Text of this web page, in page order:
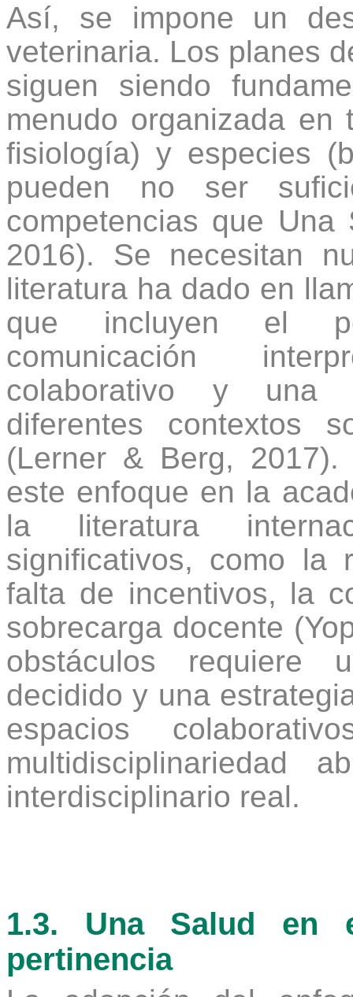
Así, se impone un
veterinaria. Los planes
siguen siendo
menudo organizada en
fisiología) y especies
pueden no ser
competencias que
2016). Se necesitan
literatura ha dado en
que incluyen el
comunicación
colaborativo y una
diferentes contextos
(Lerner & Berg,
este enfoque en la
la literatura
significativos, como la
falta de incentivos, la
sobrecarga docente
obstáculos requiere
decidido y una
espacios
multidisciplinariedad
interdisciplinario real.
1.3. Una Salud en
pertinencia